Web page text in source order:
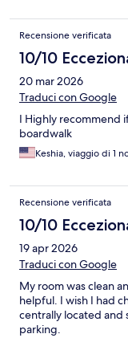
Recensione verificata
10/10
20 mar 2026
Traduci con Google
I Highly recommend
boardwalk
Keshia, viaggio di 1
Recensione verificata
10/10
19 apr 2026
Traduci con Google
My room was clean
helpful. I wish I had
centrally located
parking.